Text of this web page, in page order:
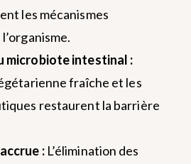
les mécanismes
microbiote intestinal :
fraîche et les
restaurent la barrière
:L’élimination des